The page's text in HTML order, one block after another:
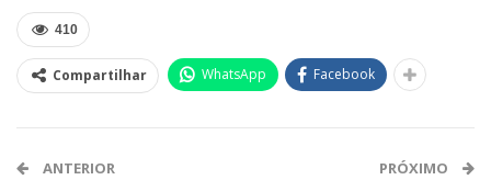
410
Compartilhar WhatsApp Facebook
ANTERIOR PRÓXIMO